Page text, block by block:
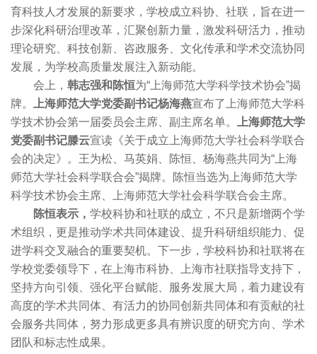
育科技人才发展的新要求，学校成立科协、社联，旨在进一
步深化科研治理改革，汇聚创新力量，激发科研活力，推动
理论研究、科技创新、咨政服务、文化传承和学术交流协同
发展，为学校高质量发展注入新动能。
会上， 韩志强和陈恒为“上海师范大学科学技术协会”揭
牌。
上海师范大学党委副书记杨海燕宣布了上海师范大学科
学技术协会第一届委员会主席、副主席名单。
上海师范大学
党委副书记滕云宣读《关于成立上海师范大学社会科学联合
会的决定》。王为松、马英娟、陈恒、杨海燕共同为“上海
师范大学社会科学联合会”揭牌。陈恒当选为上海师范大学
科学技术协会主席、上海师范大学社会科学联合会主席。
陈恒表示， 学校科协和社联的成立，不只是新增两个学
术组织，更是推动学术共同体建设、提升科研组织能力、促
进学科交叉融合的重要契机。下一步，学校科协和社联将在
学校党委领导下，在上海市科协、上海市社联指导支持下，
坚持方向引领、强化平台赋能、服务发展大局，着力建设有
高度的学术共同体、有活力的协同创新共同体和有贡献的社
会服务共同体，努力形成更多具有辨识度的研究方向、学术
团队和标志性成果。